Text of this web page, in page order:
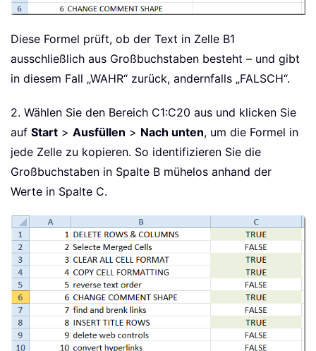
Diese Formel prüft, ob der Text in Zelle B1
ausschließlich aus Großbuchstaben besteht – und gibt
in diesem Fall „WAHR“ zurück, andernfalls „FALSCH“.
2. Wählen Sie den Bereich C1:C20 aus und klicken Sie
auf Start > Ausfüllen > Nach unten, um die Formel in
jede Zelle zu kopieren. So identifizieren Sie die
Großbuchstaben in Spalte B mühelos anhand der
Werte in Spalte C.